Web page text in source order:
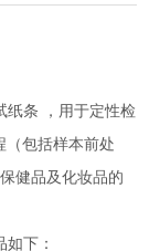
纸条 ，用于定性检
（包括样本前处
健品及化妆品的
下：